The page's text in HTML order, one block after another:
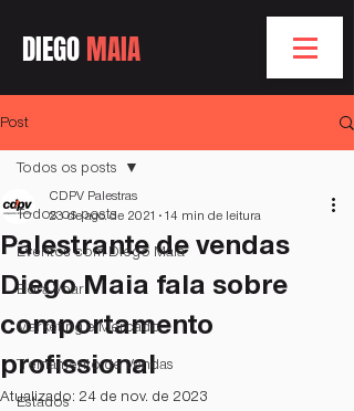
DIEGOMAIA
Post
Todos os posts
Eventos com Diego Maia
Bóra Voar
Marketing e Mercado
Treinamento de Vendas
Estados
Todos os posts
Palestrante de vendas
Diego Maia fala sobre
comportamento
profissional
CDPV Palestras
23 de ago. de 2021
14 min de leitura
Atualizado: 24 de nov. de 2023